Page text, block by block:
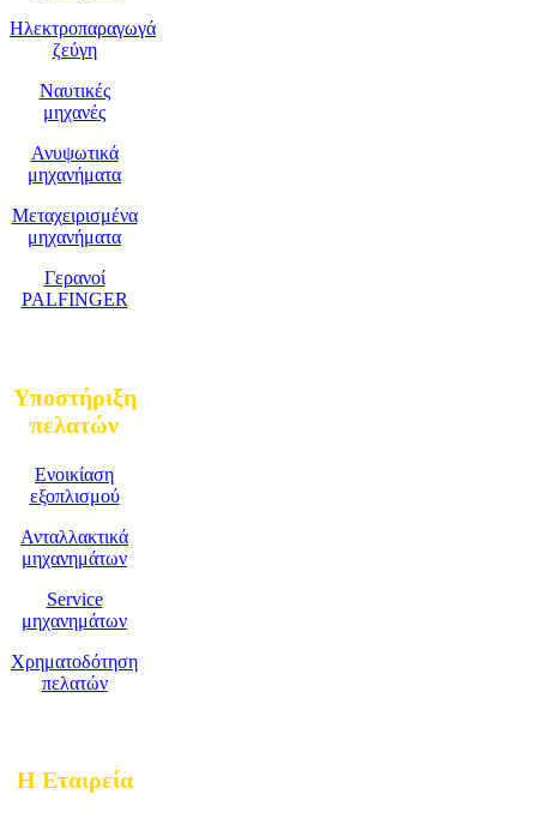
Ηλεκτροπαραγωγά
ζεύγη
Ναυτικές
μηχανές
Ανυψωτικά
μηχανήματα
Μεταχειρισμένα
μηχανήματα
Γερανοί
PALFINGER
Υποστήριξη
πελατών
Ενοικίαση
εξοπλισμού
Ανταλλακτικά
μηχανημάτων
Service
μηχανημάτων
Χρηματοδότηση
πελατών
Η Εταιρεία